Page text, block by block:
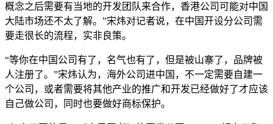
概念之后需要有当地的开发团队来合作，香港公司可能对中国
大陆市场还不太了解。”宋炜对记者说，在中国开设分公司需
要走很长的流程，实非良策。
“等你在中国公司有了，名气也有了，但是被山寨了，品牌被
人注册了。”宋炜认为，海外公司进中国，不一定需要自建一
个公司，或者需要将其他产业的推广和开发已经做好了才应该
自己做公司，同时也要做好商标保护。